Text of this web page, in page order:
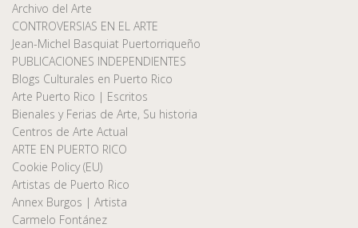
Archivo del Arte
CONTROVERSIAS EN EL ARTE
Jean-Michel Basquiat Puertorriqueño
PUBLICACIONES INDEPENDIENTES
Blogs Culturales en Puerto Rico
Arte Puerto Rico | Escritos
Bienales y Ferias de Arte, Su historia
Centros de Arte Actual
ARTE EN PUERTO RICO
Cookie Policy (EU)
Artistas de Puerto Rico
Annex Burgos | Artista
Carmelo Fontánez